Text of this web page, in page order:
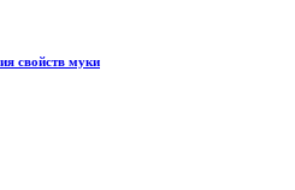
свойств муки